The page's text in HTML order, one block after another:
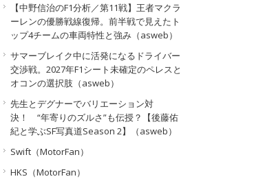
【中野信治のF1分析／第11戦】王者マクラ
ーレンの優勝戦線復帰。前半戦で見えたト
ップ4チームの車両特性と強み（asweb）
サマーブレイク中に活発になるドライバー
交渉戦。2027年F1シート未確定のペレスと
オコンの選択肢（asweb）
先生とデグナーでバリエーション対
決！ “年寄りのズルさ”も伝授？【後藤佑
紀と学ぶSF写真道Season 2】（asweb）
Swift（MotorFan）
HKS（MotorFan）